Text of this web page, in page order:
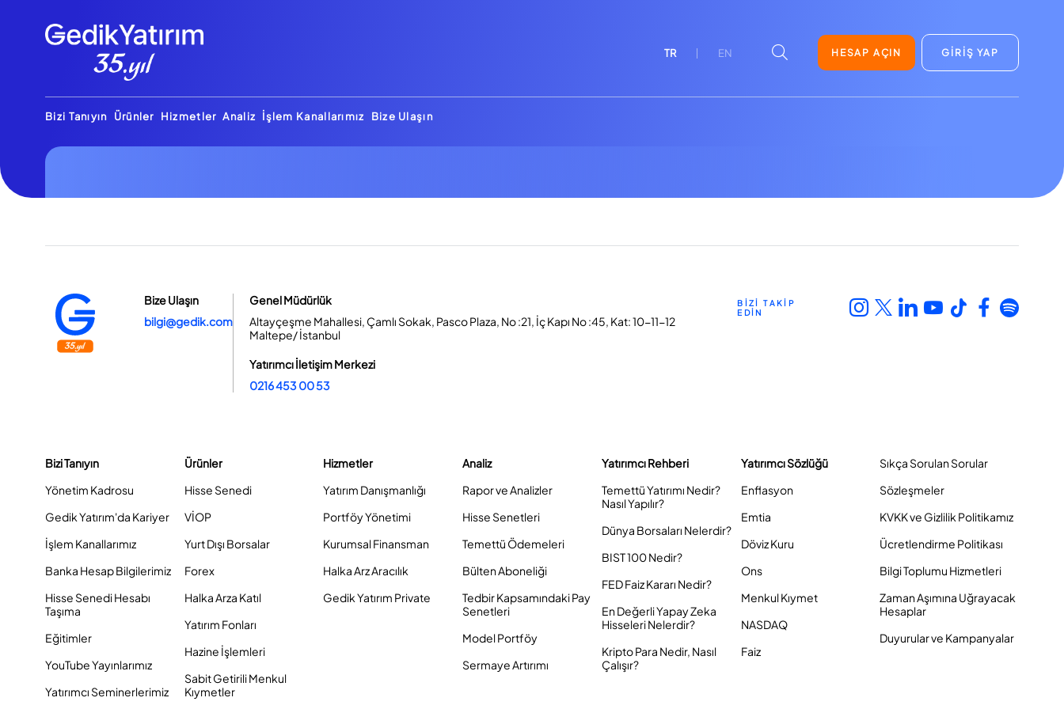
TR EN HESAP AÇIN GİRİŞ YAP
Bizi Tanıyın Ürünler Hizmetler Analiz İşlem Kanallarımız Bize Ulaşın
Bize Ulaşın
bilgi@gedik.com
Genel Müdürlük
Altayçeşme Mahallesi, Çamlı Sokak, Pasco Plaza, No :21, İç Kapı No :45, Kat: 10-11-12
Maltepe/ İstanbul
Yatırımcı İletişim Merkezi
0216 453 00 53
BİZİ TAKİP
EDİN
Bizi Tanıyın
Yönetim Kadrosu
Gedik Yatırım'da Kariyer
İşlem Kanallarımız
Banka Hesap Bilgilerimiz
Hisse Senedi Hesabı
Taşıma
Eğitimler
YouTube Yayınlarımız
Yatırımcı Seminerlerimiz
Ürünler
Hisse Senedi
VİOP
Yurt Dışı Borsalar
Forex
Halka Arza Katıl
Yatırım Fonları
Hazine İşlemleri
Sabit Getirili Menkul
Kıymetler
Hizmetler
Yatırım Danışmanlığı
Portföy Yönetimi
Kurumsal Finansman
Halka Arz Aracılık
Gedik Yatırım Private
Analiz
Rapor ve Analizler
Hisse Senetleri
Temettü Ödemeleri
Bülten Aboneliği
Tedbir Kapsamındaki Pay
Senetleri
Model Portföy
Sermaye Artırımı
Yatırımcı Rehberi
Temettü Yatırımı Nedir?
Nasıl Yapılır?
Dünya Borsaları Nelerdir?
BIST 100 Nedir?
FED Faiz Kararı Nedir?
En Değerli Yapay Zeka
Hisseleri Nelerdir?
Kripto Para Nedir, Nasıl
Çalışır?
Yatırımcı Sözlüğü
Enflasyon
Emtia
Döviz Kuru
Ons
Menkul Kıymet
NASDAQ
Faiz
Sıkça Sorulan Sorular
Sözleşmeler
KVKK ve Gizlilik Politikamız
Ücretlendirme Politikası
Bilgi Toplumu Hizmetleri
Zaman Aşımına Uğrayacak
Hesaplar
Duyurular ve Kampanyalar